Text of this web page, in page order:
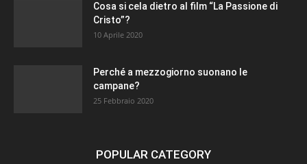
Cosa si cela dietro al film “La Passione di
Cristo”?
10 Aprile 2020
Perché a mezzogiorno suonano le
campane?
25 Febbraio 2020
POPULAR CATEGORY